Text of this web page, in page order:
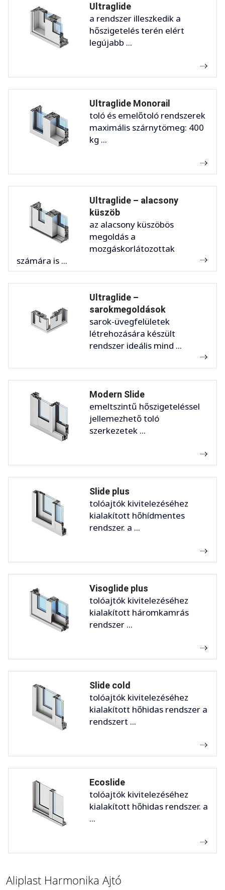
Ultraglide
a rendszer illeszkedik a
hőszigetelés terén elért
legújabb ...
Ultraglide Monorail
toló és emelőtoló rendszerek
maximális szárnytömeg: 400
kg ...
Ultraglide – alacsony
küszöb
az alacsony küszöbös
megoldás a
mozgáskorlátozottak
számára is ...
Ultraglide –
sarokmegoldások
sarok-üvegfelületek
létrehozására készült
rendszer ideális mind ...
Modern Slide
emeltszintű hőszigeteléssel
jellemezhető toló
szerkezetek ...
Slide plus
tolóajtók kivitelezéséhez
kialakított hőhídmentes
rendszer. a ...
Visoglide plus
tolóajtók kivitelezéséhez
kialakított háromkamrás
rendszer ...
Slide cold
tolóajtók kivitelezéséhez
kialakított hőhidas rendszer a
rendszert ...
Ecoslide
tolóajtók kivitelezéséhez
kialakított hőhidas rendszer. a
...
Aliplast Harmonika Ajtó